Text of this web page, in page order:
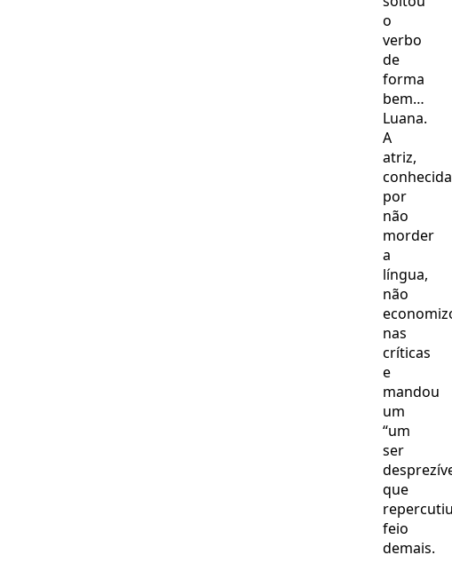
o
verbo
de
forma
bem…
Luana.
A
atriz,
conhecida
por
não
morder
a
língua,
não
nas
críticas
e
mandou
um
“um
ser
que
feio
demais.